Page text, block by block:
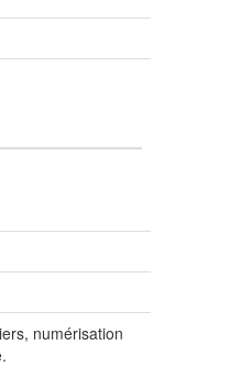
numérisation